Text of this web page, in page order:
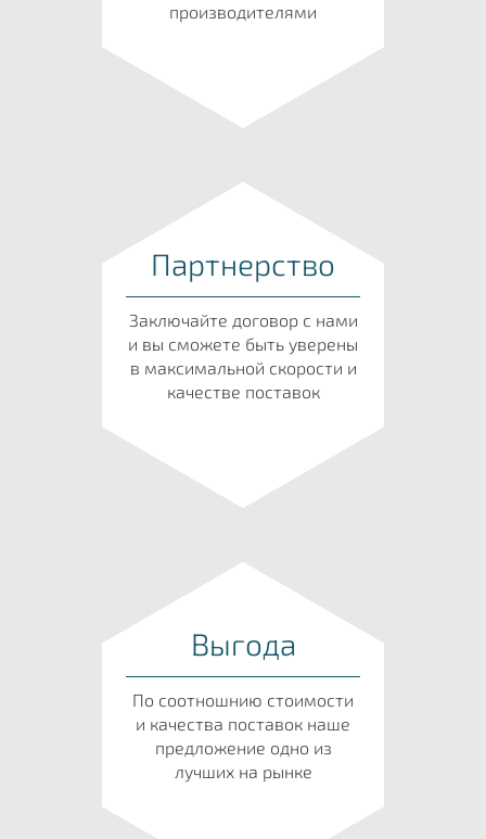
производителями
Партнерство
Заключайте договор с нами
и вы сможете быть уверены
в максимальной скорости и
качестве поставок
Выгода
По соотношнию стоимости
и качества поставок наше
предложение одно из
лучших на рынке